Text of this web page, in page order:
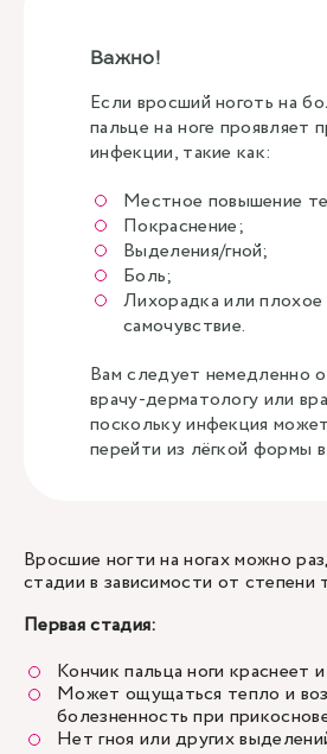
Важно!
Если вросший ноготь на
пальце на ноге проявляет
инфекции, такие как:
Местное повышение
Покраснение;
Выделения/гной;
Боль;
Лихорадка или плохое
самочувствие.
Вам следует немедленно
врачу-дерматологу или
поскольку инфекция
перейти из лёгкой формы
Вросшие ногти на ногах можно
стадии в зависимости от степени
Первая стадия:
Кончик пальца ноги краснеет
Может ощущаться тепло и
болезненность при
Нет гноя или других